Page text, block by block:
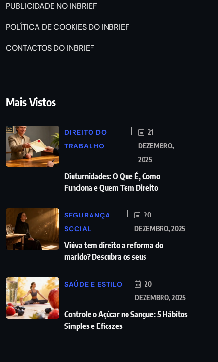
PUBLICIDADE NO INBRIEF
POLÍTICA DE COOKIES DO INBRIEF
CONTACTOS DO INBRIEF
Mais Vistos
DIREITO DO
TRABALHO
21
DEZEMBRO,
2025
Diuturnidades: O Que É, Como
Funciona e Quem Tem Direito
SEGURANÇA
SOCIAL
20
DEZEMBRO, 2025
Viúva tem direito a reforma do
marido? Descubra os seus
SAÚDE E ESTILO
20
DEZEMBRO, 2025
Controle o Açúcar no Sangue: 5 Hábitos
Simples e Eficazes